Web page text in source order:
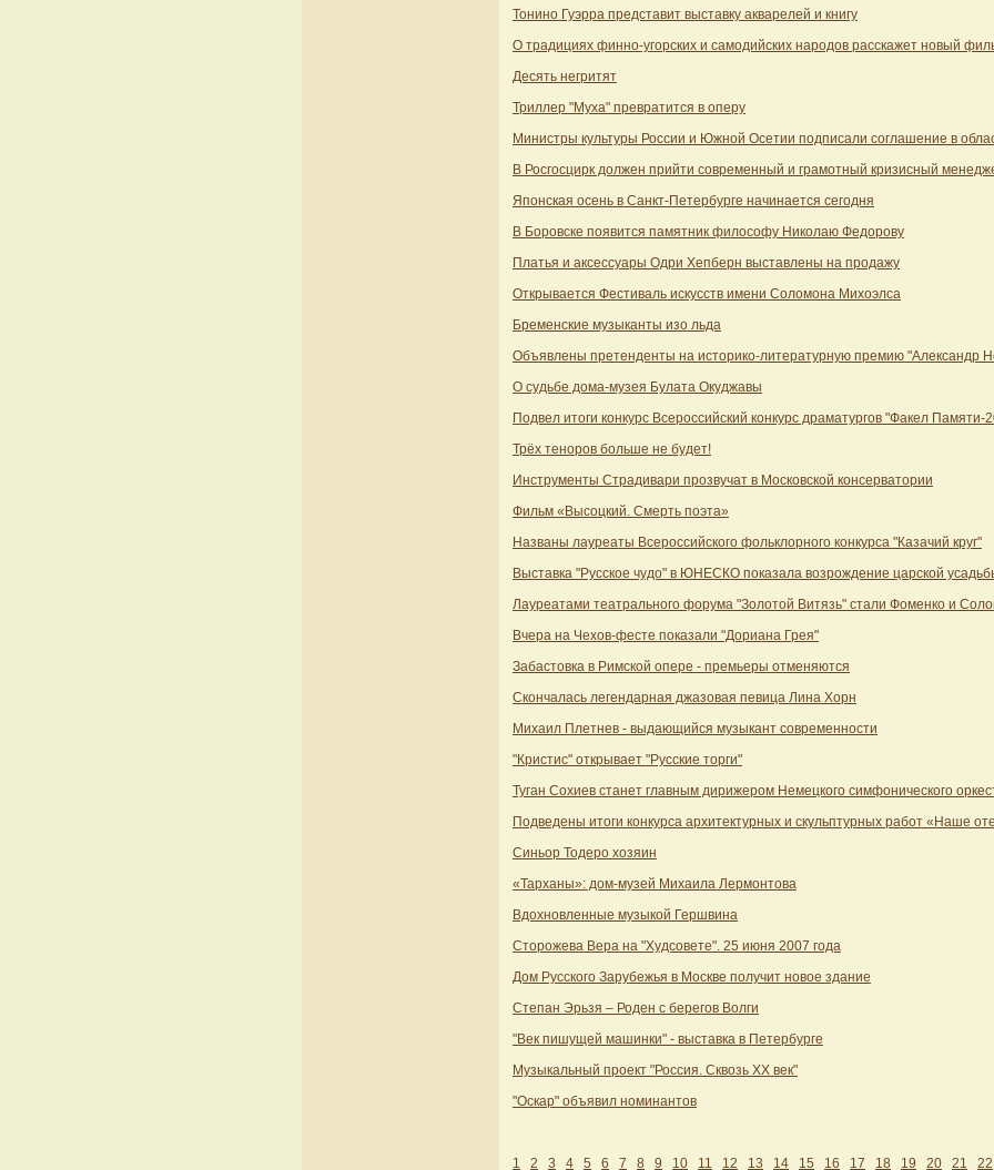
Тонино Гуэрра представит выставку акварелей и книгу
О традициях финно-угорских и самодийских народов расскажет новый
Десять негритят
Триллер "Муха" превратится в оперу
Министры культуры России и Южной Осетии подписали соглашение в
В Росгосцирк должен прийти современный и грамотный кризисный
Японская осень в Санкт-Петербурге начинается сегодня
В Боровске появится памятник философу Николаю Федорову
Платья и аксессуары Одри Хепберн выставлены на продажу
Открывается Фестиваль искусств имени Соломона Михоэлса
Бременские музыканты изо льда
Объявлены претенденты на историко-литературную премию "Александр
О судьбе дома-музея Булата Окуджавы
Подвел итоги конкурс Всероссийский конкурс драматургов "Факел Памяти-
Трёх теноров больше не будет!
Инструменты Страдивари прозвучат в Московской консерватории
Фильм «Высоцкий. Смерть поэта»
Названы лауреаты Всероссийского фольклорного конкурса "Казачий круг"
Выставка "Русское чудо" в ЮНЕСКО показала возрождение царской
Лауреатами театрального форума "Золотой Витязь" стали Фоменко и
Вчера на Чехов-фесте показали "Дориана Грея"
Забастовка в Римской опере - премьеры отменяются
Скончалась легендарная джазовая певица Лина Хорн
Михаил Плетнев - выдающийся музыкант современности
"Кристис" открывает "Русские торги"
Туган Сохиев станет главным дирижером Немецкого симфонического
Подведены итоги конкурса архитектурных и скульптурных работ «Наше
Синьор Тодеро хозяин
«Тарханы»: дом-музей Михаила Лермонтова
Вдохновленные музыкой Гершвина
Сторожева Вера на "Худсовете". 25 июня 2007 года
Дом Русского Зарубежья в Москве получит новое здание
Степан Эрьзя – Роден с берегов Волги
"Век пишущей машинки" - выставка в Петербурге
Музыкальный проект "Россия. Сквозь ХХ век"
"Оскар" объявил номинантов
1 2 3 4 5 6 7 8 9 10 11 12 13 14 15 16 17 18 19 20 21 22